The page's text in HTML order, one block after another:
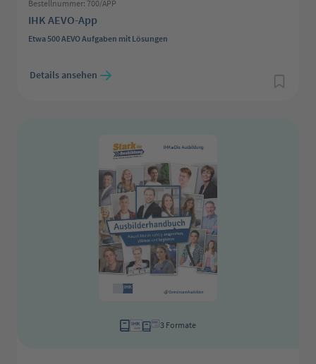
Bestellnummer: 700/APP
IHK AEVO-App
Etwa 500 AEVO Aufgaben mit Lösungen
Details ansehen
3 Formate